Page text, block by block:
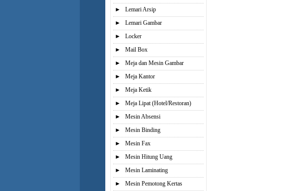
►
Lemari Arsip
►
Lemari Gambar
►
Locker
►
Mail Box
►
Meja dan Mesin Gambar
►
Meja Kantor
►
Meja Ketik
►
Meja Lipat (Hotel/Restoran)
►
Mesin Absensi
►
Mesin Binding
►
Mesin Fax
►
Mesin Hitung Uang
►
Mesin Laminating
►
Mesin Pemotong Kertas